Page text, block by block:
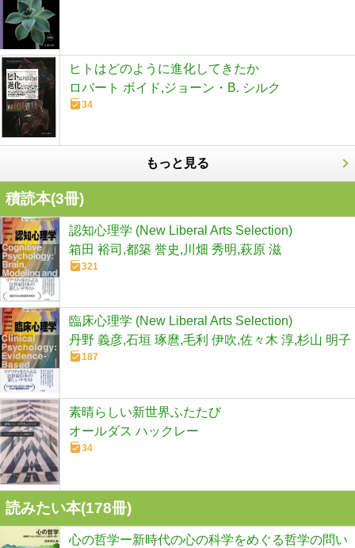
ヒトはどのように進化してきたか
ロバート ボイド,ジョーン・B. シルク
34
もっと見る
積読本(3冊)
認知心理学 (New Liberal Arts Selection)
箱田 裕司,都築 誉史,川畑 秀明,萩原 滋
321
臨床心理学 (New Liberal Arts Selection)
丹野 義彦,石垣 琢麿,毛利 伊吹,佐々木 淳,杉山 明子
187
素晴らしい新世界ふたたび
オールダス ハックレー
34
読みたい本(178冊)
心の哲学ー新時代の心の科学をめぐる哲学の問い